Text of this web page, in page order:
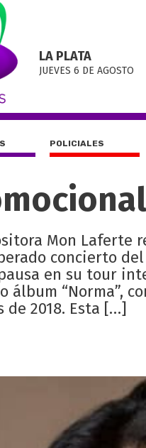
LA PLATA
JUEVES 6 DE AGOSTO
POLICIALES
Mon
concierto
en su tour
álbum “Norma”,
2018. Esta […]